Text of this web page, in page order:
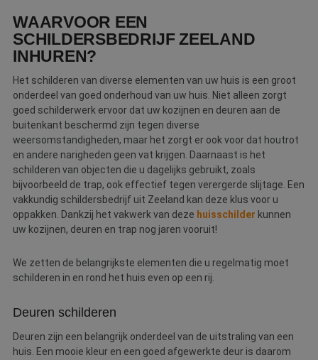
inschakelen.
WAARVOOR EEN
SCHILDERSBEDRIJF ZEELAND
INHUREN?
Het schilderen van diverse elementen van uw huis is een groot
onderdeel van goed onderhoud van uw huis. Niet alleen zorgt
goed schilderwerk ervoor dat uw kozijnen en deuren aan de
buitenkant beschermd zijn tegen diverse
weersomstandigheden, maar het zorgt er ook voor dat houtrot
en andere narigheden geen vat krijgen. Daarnaast is het
schilderen van objecten die u dagelijks gebruikt, zoals
bijvoorbeeld de trap, ook effectief tegen verergerde slijtage. Een
vakkundig schildersbedrijf uit Zeeland kan deze klus voor u
oppakken. Dankzij het vakwerk van deze huisschilder kunnen
uw kozijnen, deuren en trap nog jaren vooruit!
We zetten de belangrijkste elementen die u regelmatig moet
schilderen in en rond het huis even op een rij.
Deuren schilderen
Deuren zijn een belangrijk onderdeel van de uitstraling van een
huis. Een mooie kleur en een goed afgewerkte deur is daarom